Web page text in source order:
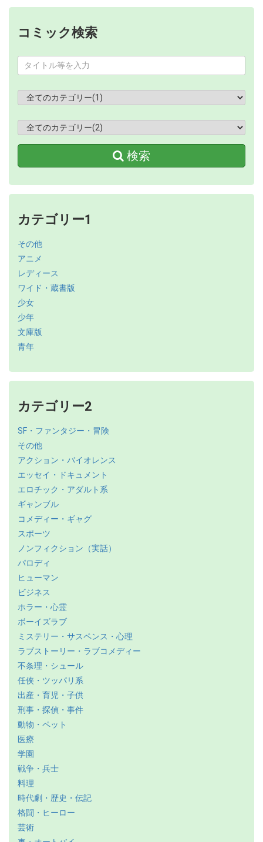
コミック検索
検索
カテゴリー1
その他
アニメ
レディース
ワイド・蔵書版
少女
少年
文庫版
青年
カテゴリー2
SF・ファンタジー・冒険
その他
アクション・バイオレンス
エッセイ・ドキュメント
エロチック・アダルト系
ギャンブル
コメディー・ギャグ
スポーツ
ノンフィクション（実話）
パロディ
ヒューマン
ビジネス
ホラー・心霊
ボーイズラブ
ミステリー・サスペンス・心理
ラブストーリー・ラブコメディー
不条理・シュール
任侠・ツッパリ系
出産・育児・子供
刑事・探偵・事件
動物・ペット
医療
学園
戦争・兵士
料理
時代劇・歴史・伝記
格闘・ヒーロー
芸術